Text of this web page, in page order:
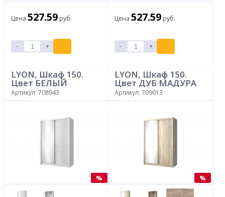
Цена 527.59 руб.
- +
Цена 527.59 руб.
- +
LYON, Шкаф 150.
Цвет БЕЛЫЙ
Артикул: 708943
%
LYON, Шкаф 150.
Цвет ДУБ МАДУРА
Артикул: 709013
%